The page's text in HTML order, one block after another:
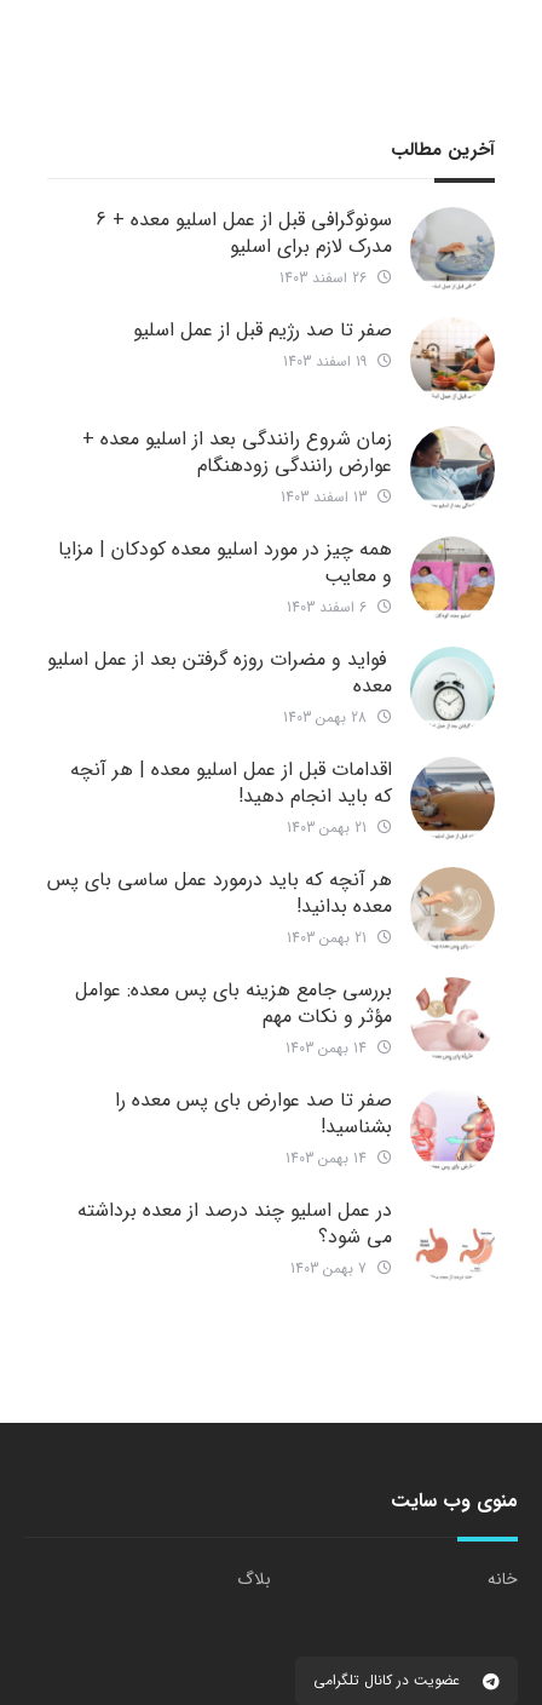
آخرین مطالب
سونوگرافی قبل از عمل اسلیو معده + 6
مدرک لازم برای اسلیو
صفر تا صد رژیم قبل از عمل اسلیو
زمان شروع رانندگی بعد از اسلیو معده +
عوارض رانندگی زودهنگام
همه چیز در مورد اسلیو معده کودکان | مزایا
و معایب
فواید و مضرات روزه گرفتن بعد از عمل اسلیو
معده
اقدامات قبل از عمل اسلیو معده | هر آنچه
که باید انجام دهید!
هر آنچه که باید درمورد عمل ساسی بای پس
معده بدانید!
بررسی جامع هزینه‌ بای پس معده: عوامل
مؤثر و نکات مهم
صفر تا صد عوارض بای پس معده را
بشناسید!
در عمل اسلیو چند درصد از معده برداشته
می شود؟
منوی وب سایت
خانه بلاگ
عضویت در کانال تلگرامی